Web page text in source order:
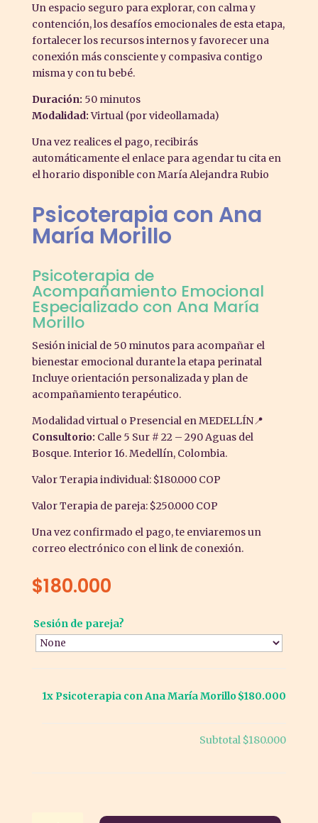
Un espacio seguro para explorar, con calma y
contención, los desafíos emocionales de esta etapa,
fortalecer los recursos internos y favorecer una
conexión más consciente y compasiva contigo
misma y con tu bebé.
Duración: 50 minutos
Modalidad:Virtual (por videollamada)
Una vez realices el pago, recibirás
automáticamente el enlace para agendar tu cita en
el horario disponible con María Alejandra Rubio
Psicoterapia con Ana
María Morillo
Psicoterapia de
Acompañamiento Emocional
Especializado con Ana María
Morillo
Sesión inicial de 50 minutos para acompañar el
bienestar emocional durante la etapa perinatal
Incluye orientación personalizada y plan de
acompañamiento terapéutico.
Modalidad virtual o Presencial en MEDELLÍN📍
Consultorio: Calle 5 Sur # 22 – 290 Aguas del
Bosque. Interior 16. Medellín, Colombia.
Valor Terapia individual: $180.000 COP
Valor Terapia de pareja: $250.000 COP
Una vez confirmado el pago, te enviaremos un
correo electrónico con el link de conexión.
$180.000
Sesión de pareja?
1xPsicoterapia con Ana María Morillo$180.000
Subtotal $180.000